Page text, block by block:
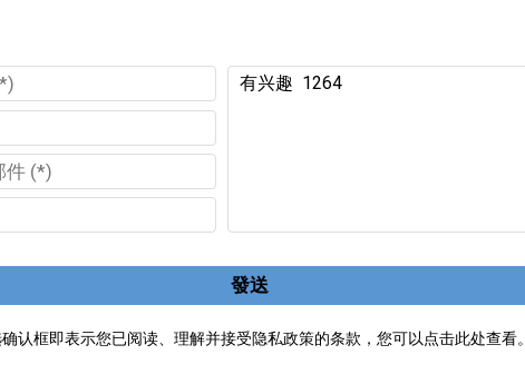
發送
认框即表示您已阅读、理解并接受隐私政策的条款，您可以点击此处查看。